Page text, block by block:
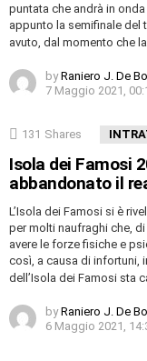
puntata che andrà in
appunto la semifinale del
avuto, dal momento che
by Raniero J. De
7 Maggio 2021,
131 Shares
Isola dei Famosi
abbandonato il
L’Isola dei Famosi si è
per molti naufraghi che,
avere le forze fisiche e
così, a causa di infortuni,
dell’Isola dei Famosi sta
by Raniero J. De
6 Maggio 2021,